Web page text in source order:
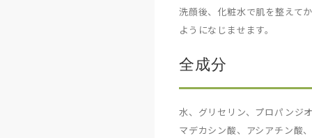
洗顔後、化粧水で肌を整えて
ようになじませます。
全成分
水、グリセリン、プロパンジ
マデカシン酸、アシアチン酸